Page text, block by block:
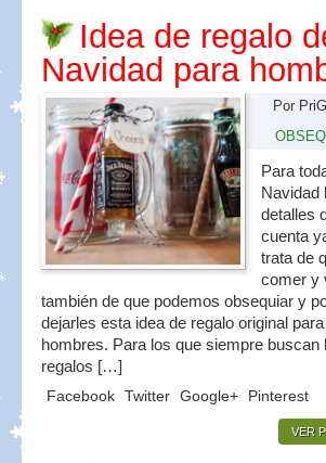
Idea de regalo
Navidad para
Por
Para
Navidad
detalles
cuenta
trata de
comer y
también de que podemos obsequiar y
dejarles esta idea de regalo original
hombres. Para los que siempre buscan
regalos […]
Facebook Twitter Google+ Pinterest
VER